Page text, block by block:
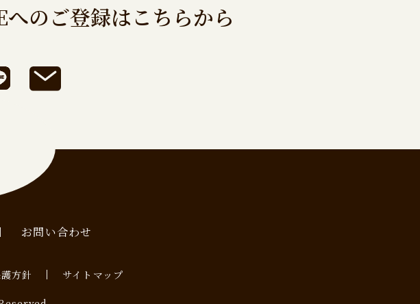
のご登録はこちらから
お問い合わせ
方針 サイトマップ